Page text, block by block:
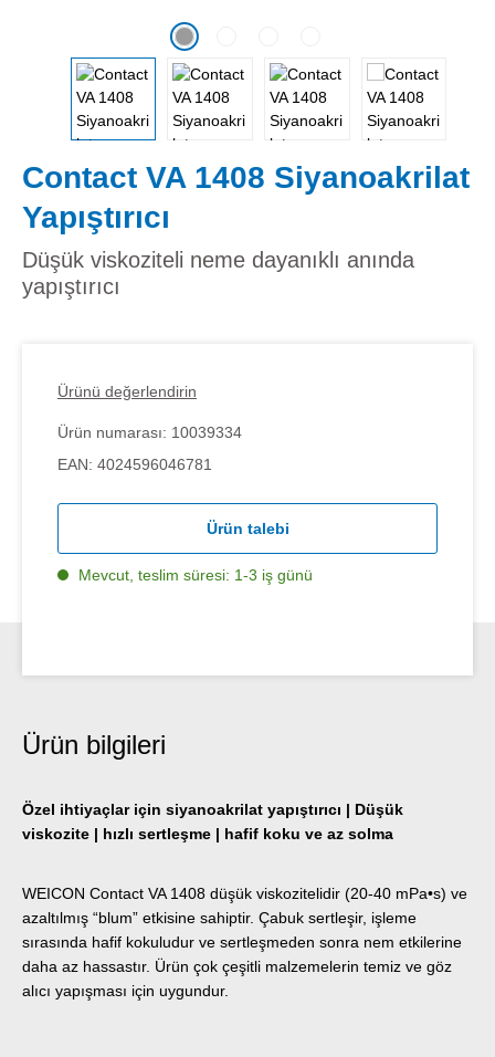
Contact VA 1408 Siyanoakrilat
Yapıştırıcı
Düşük viskoziteli neme dayanıklı anında
yapıştırıcı
Ürünü değerlendirin
Ürün numarası: 10039334
EAN: 4024596046781
Ürün talebi
Mevcut, teslim süresi: 1-3 iş günü
Ürün bilgileri
Özel ihtiyaçlar için siyanoakrilat yapıştırıcı | Düşük
viskozite | hızlı sertleşme | hafif koku ve az solma
WEICON Contact VA 1408 düşük viskozitelidir (20-40 mPa•s) ve
azaltılmış “blum” etkisine sahiptir. Çabuk sertleşir, işleme
sırasında hafif kokuludur ve sertleşmeden sonra nem etkilerine
daha az hassastır. Ürün çok çeşitli malzemelerin temiz ve göz
alıcı yapışması için uygundur.